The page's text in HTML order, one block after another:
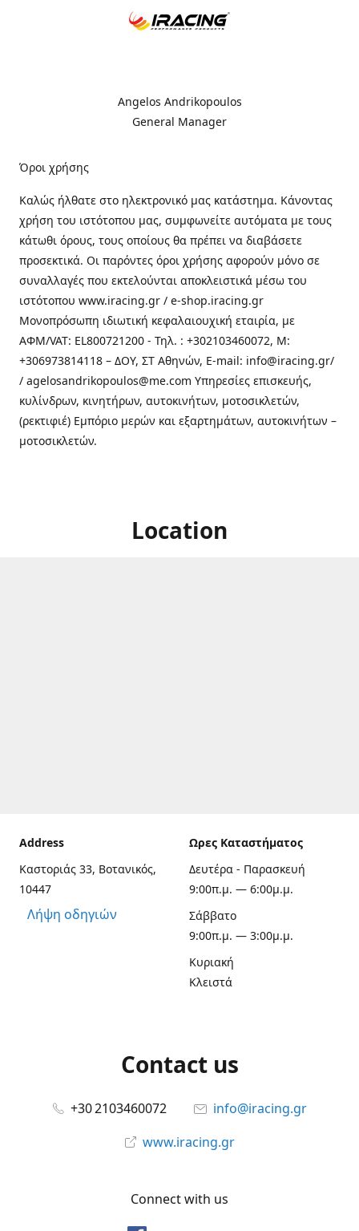
Angelos Andrikopoulos
General Manager
Όροι χρήσης
Καλώς ήλθατε στo ηλεκτρονικό μας κατάστημα. Κάνοντας
χρήση του ιστότοπου μας, συμφωνείτε αυτόματα με τους
κάτωθι όρους, τους οποίους θα πρέπει να διαβάσετε
προσεκτικά. Οι παρόντες όροι χρήσης αφορούν μόνο σε
συναλλαγές που εκτελούνται αποκλειστικά μέσω του
ιστότοπου www.iracing.gr / e-shop.iracing.gr
Μονοπρόσωπη ιδιωτική κεφαλαιουχική εταιρία, με
ΑΦΜ/VAT: EL800721200 - Τηλ. : +302103460072, M:
+306973814118 – ΔΟΥ, ΣΤ Αθηνών, E-mail: info@iracing.gr/
/ agelosandrikopoulos@me.com Υπηρεσίες επισκευής,
κυλίνδρων, κινητήρων, αυτοκινήτων, μοτοσικλετών,
(ρεκτιφιέ) Εμπόριο μερών και εξαρτημάτων, αυτοκινήτων –
μοτοσικλετών.
Location
Address
Καστοριάς 33, Βοτανικός,
10447
Λήψη οδηγιών
Ωρες Καταστήματος
Δευτέρα - Παρασκευή
9:00π.μ. — 6:00μ.μ.
Σάββατο
9:00π.μ. — 3:00μ.μ.
Κυριακή
Κλειστά
Contact us
+30 2103460072
info@iracing.gr
www.iracing.gr
Connect with us